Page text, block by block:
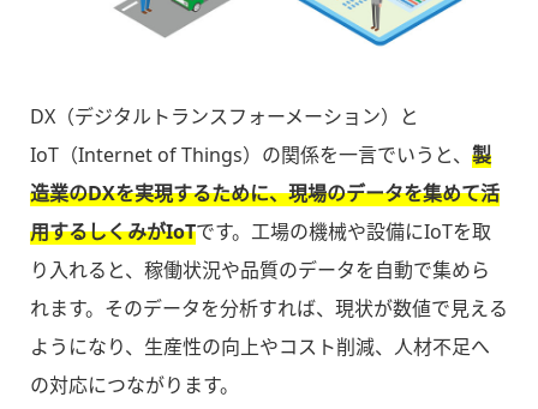
DX（デジタルトランスフォーメーション）と
IoT（Internet of Things）の関係を一言でいうと、 製
造業のDXを実現するために、現場のデータを集めて活
用するしくみがIoTです。工場の機械や設備にIoTを取
り入れると、稼働状況や品質のデータを自動で集めら
れます。そのデータを分析すれば、現状が数値で見える
ようになり、生産性の向上やコスト削減、人材不足へ
の対応につながります。